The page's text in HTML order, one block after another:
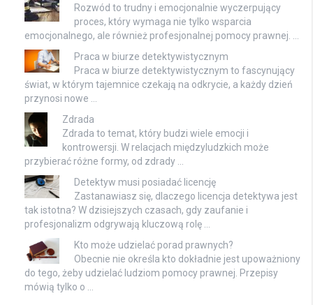
Rozwód to trudny i emocjonalnie wyczerpujący
proces, który wymaga nie tylko wsparcia
emocjonalnego, ale również profesjonalnej pomocy prawnej. …
Praca w biurze detektywistycznym
Praca w biurze detektywistycznym to fascynujący
świat, w którym tajemnice czekają na odkrycie, a każdy dzień
przynosi nowe …
Zdrada
Zdrada to temat, który budzi wiele emocji i
kontrowersji. W relacjach międzyludzkich może
przybierać różne formy, od zdrady …
Detektyw musi posiadać licencję
Zastanawiasz się, dlaczego licencja detektywa jest
tak istotna? W dzisiejszych czasach, gdy zaufanie i
profesjonalizm odgrywają kluczową rolę …
Kto może udzielać porad prawnych?
Obecnie nie określa kto dokładnie jest upoważniony
do tego, żeby udzielać ludziom pomocy prawnej. Przepisy
mówią tylko o …